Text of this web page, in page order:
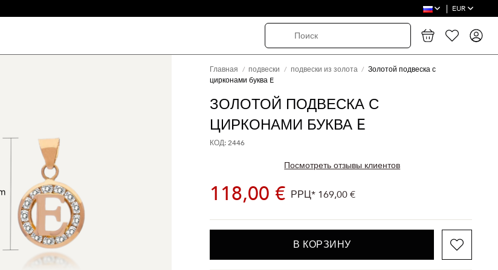
EUR
Главная подвески подвески из золота
Золотой подвеска с
цирконами буква E
ЗОЛОТОЙ ПОДВЕСКА С
ЦИРКОНАМИ БУКВА E
КОД: 2446
Посмотреть отзывы клиентов
118,00 € РРЦ* 169,00 €
В КОРЗИНУ